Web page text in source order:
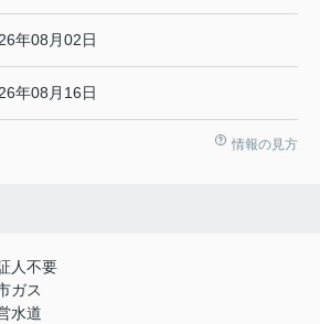
年08月02日
年08月16日
情報の見方
人不要
ガス
水道